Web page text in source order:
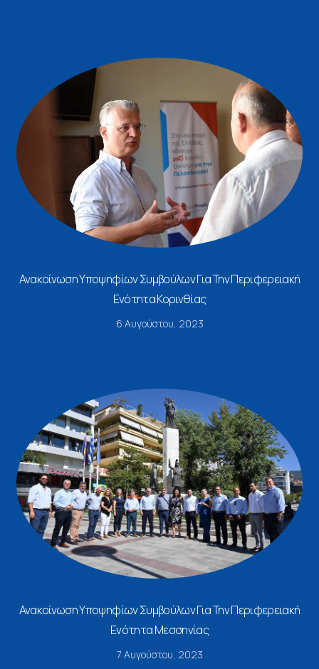
Ανακοίνωση Υποψηφίων Συμβούλων Για Την Περιφερειακή
Ενότητα Κορινθίας
6 Αυγούστου, 2023
Ανακοίνωση Υποψηφίων Συμβούλων Για Την Περιφερειακή
Ενότητα Μεσσηνίας
7 Αυγούστου, 2023